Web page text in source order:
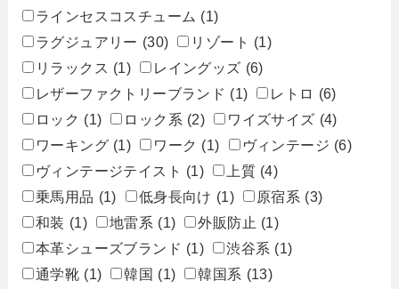
ラインセスコスチューム (1)
ラグジュアリー (30) リゾート (1)
リラックス (1) レイングッズ (6)
レザーファクトリーブランド (1) レトロ (6)
ロック (1) ロック系 (2) ワイズサイズ (4)
ワーキング (1) ワーク (1) ヴィンテージ (6)
ヴィンテージテイスト (1) 上質 (4)
乗馬用品 (1) 低身長向け (1) 原宿系 (3)
和装 (1) 地雷系 (1) 外販防止 (1)
本革シューズブランド (1) 渋谷系 (1)
通学靴 (1) 韓国 (1) 韓国系 (13)